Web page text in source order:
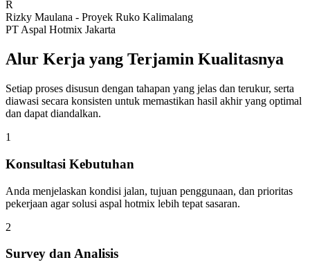
R
Rizky Maulana - Proyek Ruko Kalimalang
PT Aspal Hotmix Jakarta
Alur Kerja yang Terjamin Kualitasnya
Setiap proses disusun dengan tahapan yang jelas dan terukur, serta
diawasi secara konsisten untuk memastikan hasil akhir yang optimal
dan dapat diandalkan.
1
Konsultasi Kebutuhan
Anda menjelaskan kondisi jalan, tujuan penggunaan, dan prioritas
pekerjaan agar solusi aspal hotmix lebih tepat sasaran.
2
Survey dan Analisis